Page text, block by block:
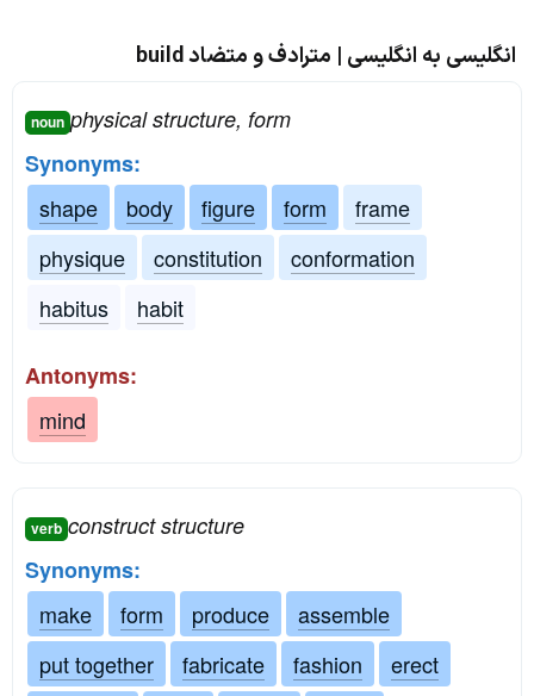
انگلیسی به انگلیسی | مترادف و متضاد build
noun physical structure, form
Synonyms:
shape
body figure form
frame
physique
constitution
conformation
habitus
habit
Antonyms:
mind
verb construct structure
Synonyms:
make
form produce
assemble
put together
fabricate fashion
erect